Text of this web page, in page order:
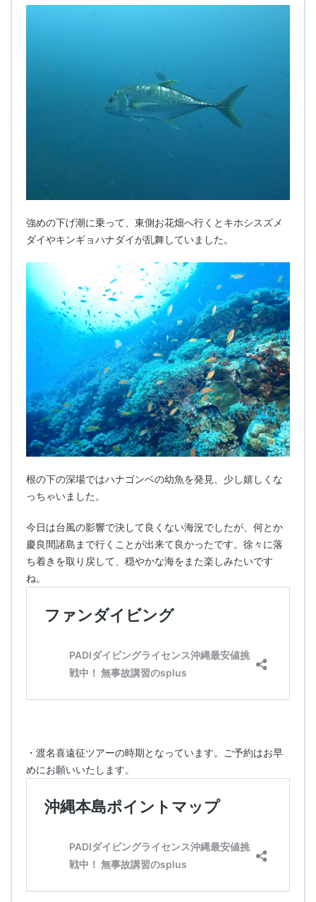
強めの下げ潮に乗って、東側お花畑へ行くとキホシスズメ
ダイやキンギョハナダイが乱舞していました。
根の下の深場ではハナゴンベの幼魚を発見、少し嬉しくな
っちゃいました。
今日は台風の影響で決して良くない海況でしたが、何とか
慶良間諸島まで行くことが出来て良かったです。徐々に落
ち着きを取り戻して、穏やかな海をまた楽しみたいです
ね。
・渡名喜遠征ツアーの時期となっています。ご予約はお早
めにお願いいたします。